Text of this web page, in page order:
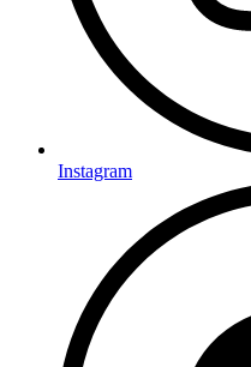
Instagram